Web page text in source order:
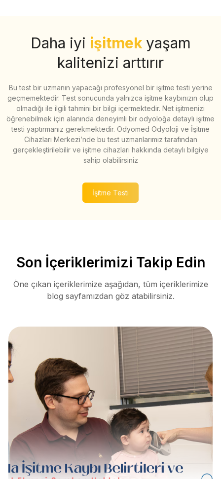
Daha iyi işitmek yaşam
kalitenizi arttırır
Bu test bir uzmanın yapacağı profesyonel bir işitme testi yerine
geçmemektedir. Test sonucunda yalnızca işitme kaybınızın olup
olmadığı ile ilgili tahmini bir bilgi içermektedir. Net işitmenizi
öğrenebilmek için alanında deneyimli bir odyoloğa detaylı işitme
testi yaptırmanız gerekmektedir. Odyomed Odyoloji ve İşitme
Cihazları Merkezi’nde bu test uzmanlarımız tarafından
gerçekleştirilebilir ve işitme cihazları hakkında detaylı bilgiye
sahip olabilirsiniz
İşitme Testi
Son İçeriklerimizi Takip Edin
Öne çıkan içeriklerimize aşağıdan, tüm içeriklerimize
blog sayfamızdan göz atabilirsiniz.